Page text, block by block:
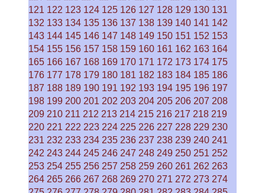
121 122 123 124 125 126 127 128 129 130 131
132 133 134 135 136 137 138 139 140 141 142
143 144 145 146 147 148 149 150 151 152 153
154 155 156 157 158 159 160 161 162 163 164
165 166 167 168 169 170 171 172 173 174 175
176 177 178 179 180 181 182 183 184 185 186
187 188 189 190 191 192 193 194 195 196 197
198 199 200 201 202 203 204 205 206 207 208
209 210 211 212 213 214 215 216 217 218 219
220 221 222 223 224 225 226 227 228 229 230
231 232 233 234 235 236 237 238 239 240 241
242 243 244 245 246 247 248 249 250 251 252
253 254 255 256 257 258 259 260 261 262 263
264 265 266 267 268 269 270 271 272 273 274